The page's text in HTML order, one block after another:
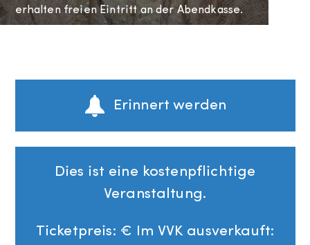
erhalten freien Eintritt an der Abendkasse.
Erinnert werden
Dies ist eine kostenpflichtige
Veranstaltung.
Ticketpreis: € Im VVK ausverkauft: